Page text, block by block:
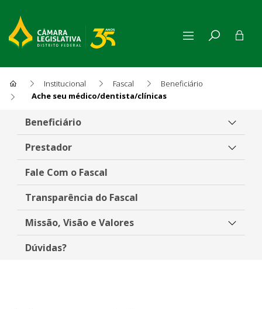
Institucional Fascal
Beneficiário
Ache seu médico/dentista/clínicas
Ache seu médico/dentista/
Beneficiário
Prestador
Fale Com o Fascal
Transparência do Fascal
Missão, Visão e Valores
Dúvidas?